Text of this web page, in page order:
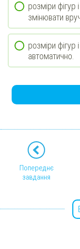
розміри фігур
змінювати
розміри
автоматично.
Попереднє
завдання